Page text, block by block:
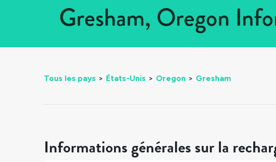
Gresham, Oregon
Tous les pays > États-Unis > Oregon > Gresham
Informations générales sur la